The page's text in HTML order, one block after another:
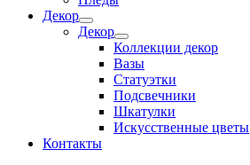
Декор
Декор
Коллекции декор
Вазы
Статуэтки
Подсвечники
Шкатулки
Искусственные цветы
Контакты